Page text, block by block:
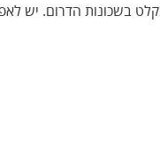
בשכונות הדרום. יש